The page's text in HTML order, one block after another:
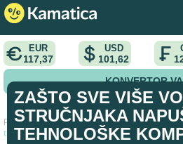
EUR
117,37
USD
101,62
KONVERTOR
Početna > vest >
Zašto sve više
tehnološke kompanije
ZAŠTO SVE VIŠE
STRUČNJAKA
TEHNOLOŠKE